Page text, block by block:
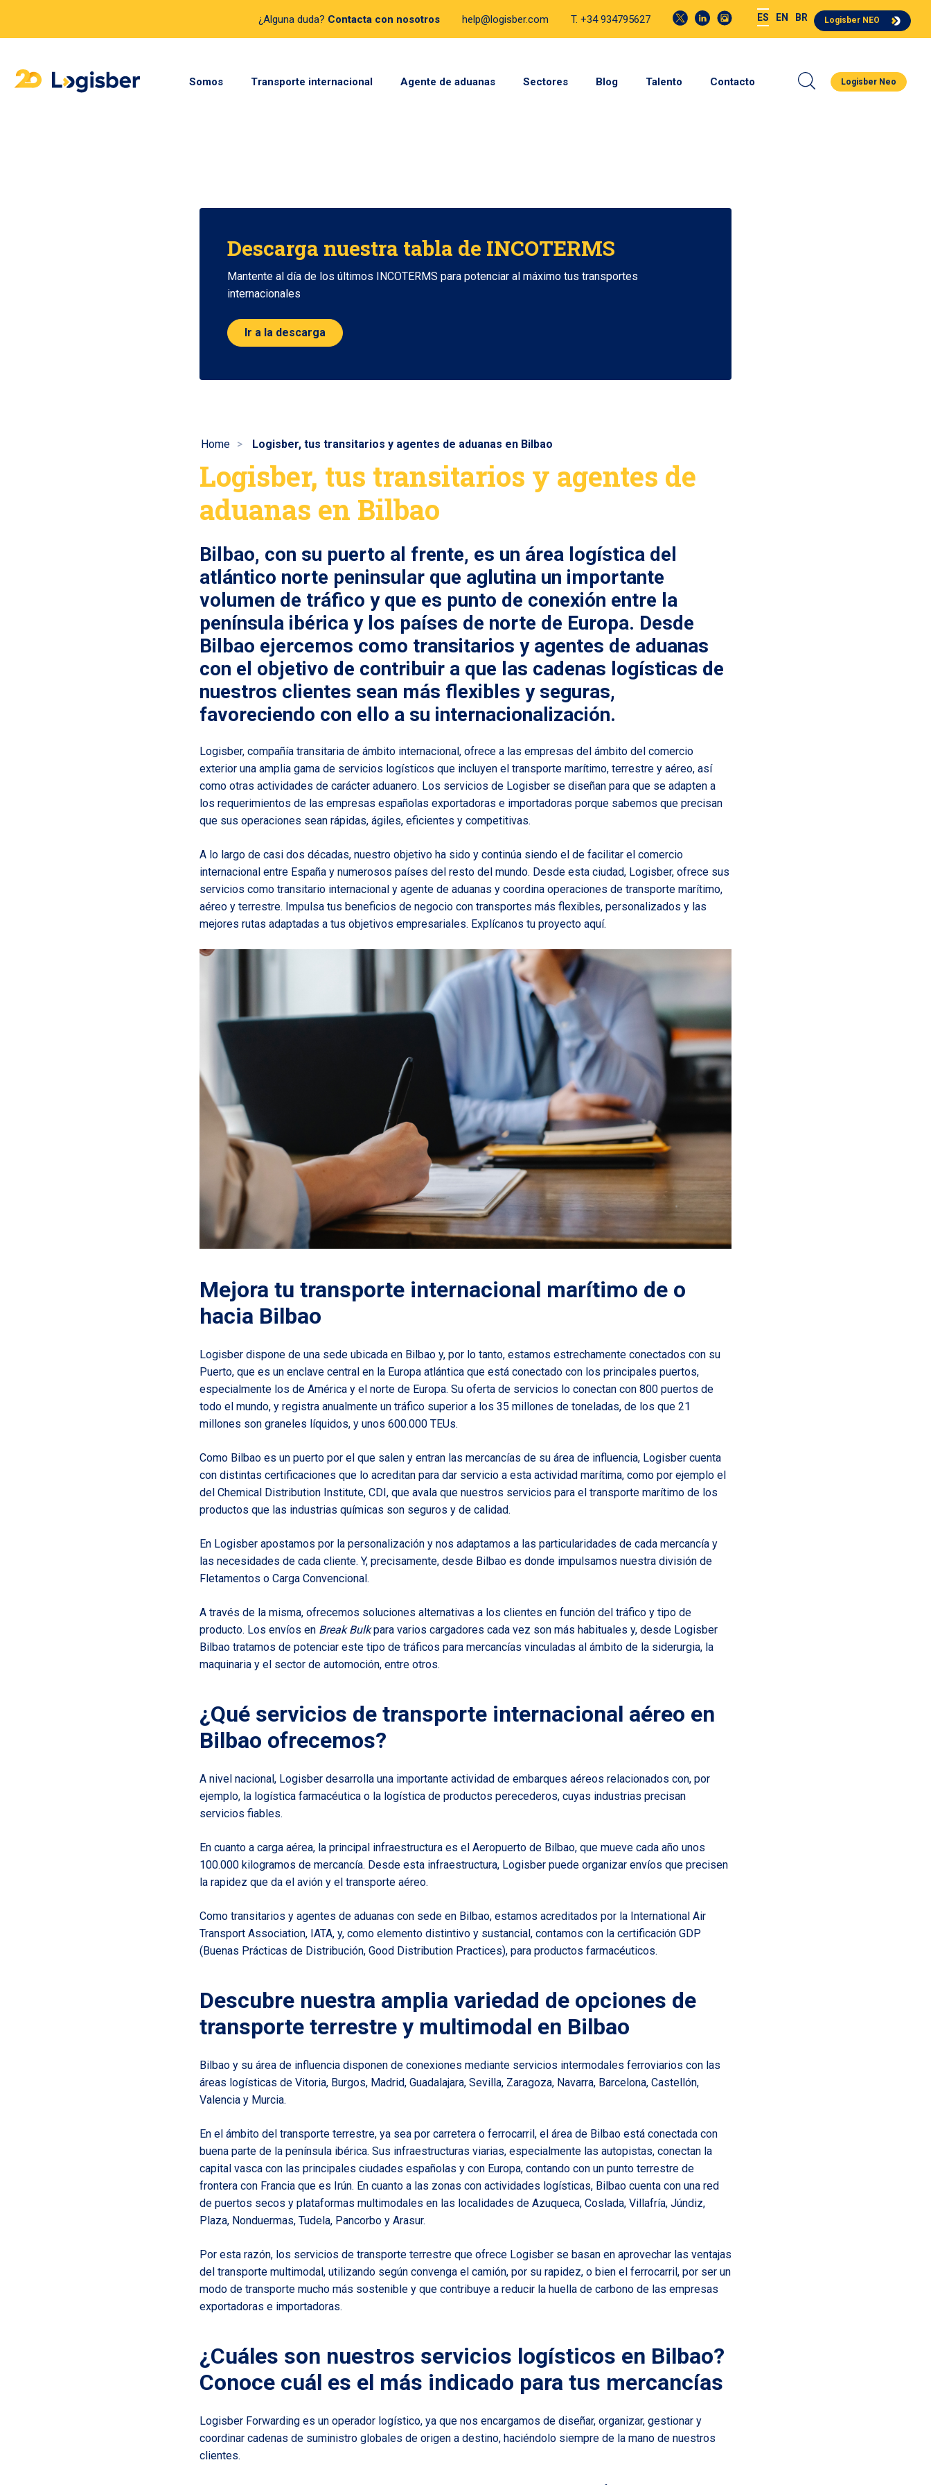
¿Alguna duda? Contacta con nosotros help@logisber.com T. +34 934795627 ES EN BR Logisber NEO
Somos Transporte internacional Agente de aduanas Sectores Blog Talento Contacto Logisber Neo
Descarga nuestra tabla de INCOTERMS
Mantente al día de los últimos INCOTERMS para potenciar al máximo tus transportes
internacionales
Ir a la descarga
Home Logisber, tus transitarios y agentes de aduanas en Bilbao
Logisber, tus transitarios y agentes de
aduanas en Bilbao
Bilbao, con su puerto al frente, es un área logística del
atlántico norte peninsular que aglutina un importante
volumen de tráfico y que es punto de conexión entre la
península ibérica y los países de norte de Europa. Desde
Bilbao ejercemos como transitarios y agentes de aduanas
con el objetivo de contribuir a que las cadenas logísticas de
nuestros clientes sean más flexibles y seguras,
favoreciendo con ello a su internacionalización.
Logisber, compañía transitaria de ámbito internacional, ofrece a las empresas del ámbito del comercio
exterior una amplia gama de servicios logísticos que incluyen el transporte marítimo, terrestre y aéreo, así
como otras actividades de carácter aduanero. Los servicios de Logisber se diseñan para que se adapten a
los requerimientos de las empresas españolas exportadoras e importadoras porque sabemos que precisan
que sus operaciones sean rápidas, ágiles, eficientes y competitivas.
A lo largo de casi dos décadas, nuestro objetivo ha sido y continúa siendo el de facilitar el comercio
internacional entre España y numerosos países del resto del mundo. Desde esta ciudad, Logisber, ofrece sus
servicios como transitario internacional y agente de aduanas y coordina operaciones de transporte marítimo,
aéreo y terrestre. Impulsa tus beneficios de negocio con transportes más flexibles, personalizados y las
mejores rutas adaptadas a tus objetivos empresariales. Explícanos tu proyecto aquí.
Mejora tu transporte internacional marítimo de o
hacia Bilbao
Logisber dispone de una sede ubicada en Bilbao y, por lo tanto, estamos estrechamente conectados con su
Puerto, que es un enclave central en la Europa atlántica que está conectado con los principales puertos,
especialmente los de América y el norte de Europa. Su oferta de servicios lo conectan con 800 puertos de
todo el mundo, y registra anualmente un tráfico superior a los 35 millones de toneladas, de los que 21
millones son graneles líquidos, y unos 600.000 TEUs.
Como Bilbao es un puerto por el que salen y entran las mercancías de su área de influencia, Logisber cuenta
con distintas certificaciones que lo acreditan para dar servicio a esta actividad marítima, como por ejemplo el
del Chemical Distribution Institute, CDI, que avala que nuestros servicios para el transporte marítimo de los
productos que las industrias químicas son seguros y de calidad.
En Logisber apostamos por la personalización y nos adaptamos a las particularidades de cada mercancía y
las necesidades de cada cliente. Y, precisamente, desde Bilbao es donde impulsamos nuestra división de
Fletamentos o Carga Convencional.
A través de la misma, ofrecemos soluciones alternativas a los clientes en función del tráfico y tipo de
producto. Los envíos en Break Bulkpara varios cargadores cada vez son más habituales y, desde Logisber
Bilbao tratamos de potenciar este tipo de tráficos para mercancías vinculadas al ámbito de la siderurgia, la
maquinaria y el sector de automoción, entre otros.
¿Qué servicios de transporte internacional aéreo en
Bilbao ofrecemos?
A nivel nacional, Logisber desarrolla una importante actividad de embarques aéreos relacionados con, por
ejemplo, la logística farmacéutica o la logística de productos perecederos, cuyas industrias precisan
servicios fiables.
En cuanto a carga aérea, la principal infraestructura es el Aeropuerto de Bilbao, que mueve cada año unos
100.000 kilogramos de mercancía. Desde esta infraestructura, Logisber puede organizar envíos que precisen
la rapidez que da el avión y el transporte aéreo.
Como transitarios y agentes de aduanas con sede en Bilbao, estamos acreditados por la International Air
Transport Association, IATA, y, como elemento distintivo y sustancial, contamos con la certificación GDP
(Buenas Prácticas de Distribución, Good Distribution Practices), para productos farmacéuticos.
Descubre nuestra amplia variedad de opciones de
transporte terrestre y multimodal en Bilbao
Bilbao y su área de influencia disponen de conexiones mediante servicios intermodales ferroviarios con las
áreas logísticas de Vitoria, Burgos, Madrid, Guadalajara, Sevilla, Zaragoza, Navarra, Barcelona, Castellón,
Valencia y Murcia.
En el ámbito del transporte terrestre, ya sea por carretera o ferrocarril, el área de Bilbao está conectada con
buena parte de la península ibérica. Sus infraestructuras viarias, especialmente las autopistas, conectan la
capital vasca con las principales ciudades españolas y con Europa, contando con un punto terrestre de
frontera con Francia que es Irún. En cuanto a las zonas con actividades logísticas, Bilbao cuenta con una red
de puertos secos y plataformas multimodales en las localidades de Azuqueca, Coslada, Villafría, Júndiz,
Plaza, Nonduermas, Tudela, Pancorbo y Arasur.
Por esta razón, los servicios de transporte terrestre que ofrece Logisber se basan en aprovechar las ventajas
del transporte multimodal, utilizando según convenga el camión, por su rapidez, o bien el ferrocarril, por ser un
modo de transporte mucho más sostenible y que contribuye a reducir la huella de carbono de las empresas
exportadoras e importadoras.
¿Cuáles son nuestros servicios logísticos en Bilbao?
Conoce cuál es el más indicado para tus mercancías
Logisber Forwarding es un operador logístico, ya que nos encargamos de diseñar, organizar, gestionar y
coordinar cadenas de suministro globales de origen a destino, haciéndolo siempre de la mano de nuestros
clientes.